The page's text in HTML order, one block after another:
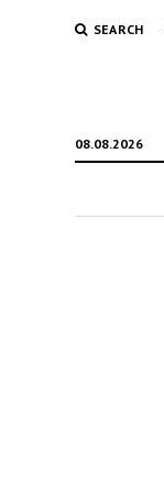
SEARCH
08.08.2026